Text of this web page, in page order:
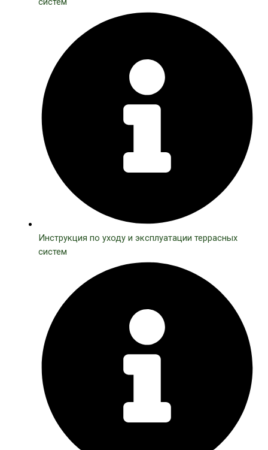
Инструкция по уходу и эксплуатации террасных
систем